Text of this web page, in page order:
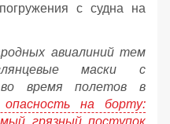
с судна на
авиалиний тем
маски с
во время полетов в
опасность на борту:
грязный поступок